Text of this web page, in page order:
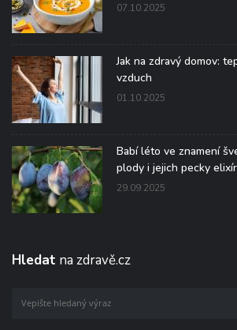
07.10.2025
Jak na zdravý domov:
vzduch
01.10.2025
Babí léto ve znamení
plody i jejich pecky
29.09.2025
Hledat na zdravě.cz